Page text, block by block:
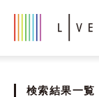
検索結果一覧